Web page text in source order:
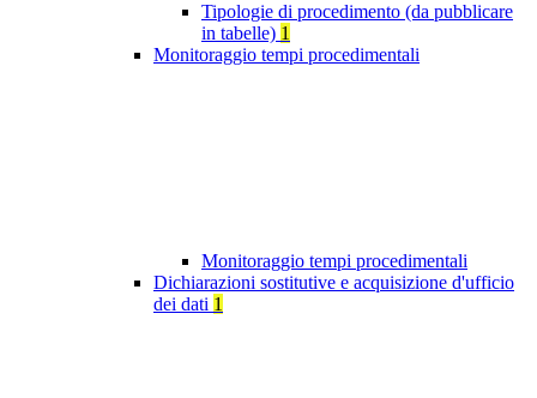
Tipologie di procedimento (da pubblicare
in tabelle) 1
Monitoraggio tempi procedimentali
Monitoraggio tempi procedimentali
Dichiarazioni sostitutive e acquisizione d'ufficio
dei dati 1